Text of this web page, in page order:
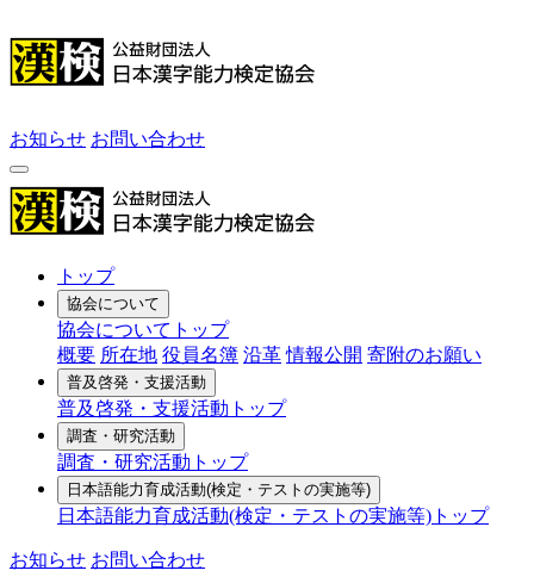
お知らせ お問い合わせ
トップ
協会について
協会についてトップ
概要 所在地 役員名簿 沿革 情報公開 寄附のお願い
普及啓発・支援活動
普及啓発・支援活動トップ
調査・研究活動
調査・研究活動トップ
日本語能力育成活動(検定・テストの実施等)
日本語能力育成活動(検定・テストの実施等)トップ
お知らせ お問い合わせ